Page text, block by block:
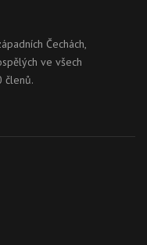
Čechách,
ve všech
členů.